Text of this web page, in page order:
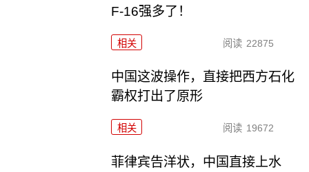
F-16强多了！
相关 阅读 22875
中国这波操作，直接把西方石化
霸权打出了原形
相关 阅读 19672
菲律宾告洋状，中国直接上水